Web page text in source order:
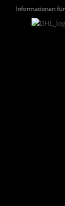
Informationen